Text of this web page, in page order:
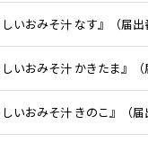
しいおみそ汁 なす』（届
しいおみそ汁 かきたま』
しいおみそ汁 きのこ』（